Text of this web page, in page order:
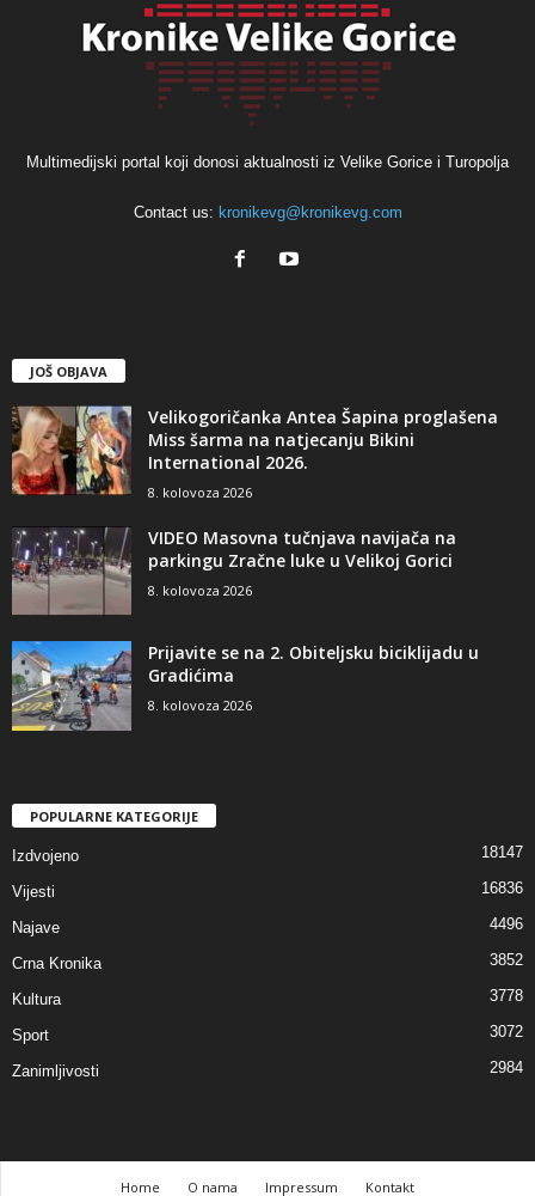
Multimedijski portal koji donosi aktualnosti iz Velike Gorice i Turopolja
Contact us: kronikevg@kronikevg.com
JOŠ OBJAVA
Velikogoričanka Antea Šapina proglašena
Miss šarma na natjecanju Bikini
International 2026.
8. kolovoza 2026
VIDEO Masovna tučnjava navijača na
parkingu Zračne luke u Velikoj Gorici
8. kolovoza 2026
Prijavite se na 2. Obiteljsku biciklijadu u
Gradićima
8. kolovoza 2026
POPULARNE KATEGORIJE
Izdvojeno 18147
Vijesti 16836
Najave 4496
Crna Kronika 3852
Kultura 3778
Sport 3072
Zanimljivosti 2984
Home O nama Impressum Kontakt